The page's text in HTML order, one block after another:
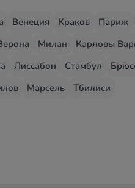
Венеция Краков Париж
Милан Карловы
Лиссабон Стамбул
Марсель Тбилиси